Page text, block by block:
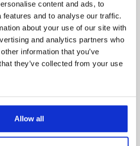
content and ads, to
features and to analyse our traffic.
about your use of our site with
and analytics partners who
information that you’ve
they’ve collected from your use
Allow all
Alder Salgsklar d.